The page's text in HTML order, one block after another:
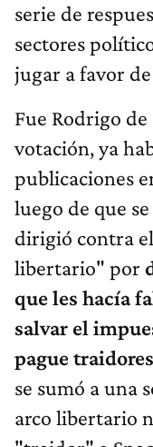
serie de
sectores
jugar a favor
Fue Rodrigo
votación, ya
publicaciones
luego de que
dirigió contra
libertario" por
que les hacía
salvar el
pague
se sumó a una
arco libertario